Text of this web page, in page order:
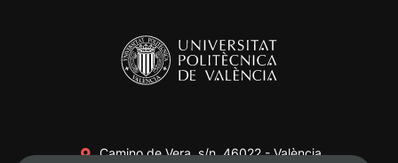
Camino de Vera, s/n. 46022 - València